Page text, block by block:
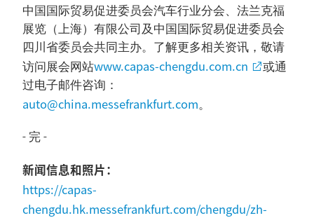
中国国际贸易促进委员会汽车行业分会、法兰克福
展览（上海）有限公司及中国国际贸易促进委员会
四川省委员会共同主办。了解更多相关资讯，敬请
访问展会网站www.capas-chengdu.com.cn
或通
过电子邮件咨询：
auto@china.messefrankfurt.com。
- 完 -
新闻信息和照片：
https://capas-
chengdu.hk.messefrankfurt.com/chengdu/zh-